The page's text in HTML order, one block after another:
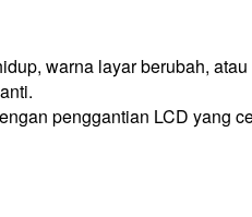
warna layar berubah, atau
penggantian LCD yang